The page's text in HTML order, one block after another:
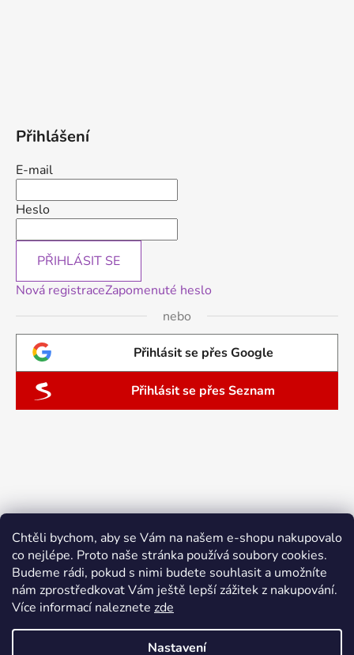
Chtěli bychom, aby se Vám na našem e-shopu nakupovalo
co nejlépe. Proto naše stránka používá soubory cookies.
Budeme rádi, pokud s nimi budete souhlasit a umožníte
nám zprostředkovat Vám ještě lepší zážitek z nakupování.
Více informací naleznete zde
Nastavení
Přihlášení
E-mail
Heslo
PŘIHLÁSIT SE
Nová registraceZapomenuté heslo
nebo
Přihlásit se přes Google
Přihlásit se přes Seznam